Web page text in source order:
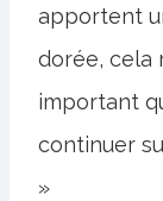
apportent
dorée, cela
important
continuer
»